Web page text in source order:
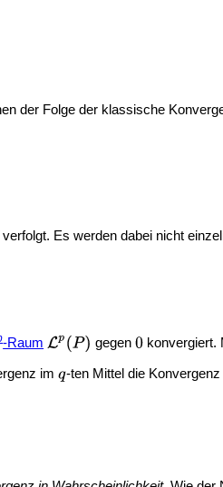
der Folge der klassische
verfolgt. Es werden dabei nicht
-Raum gegen konvergiert.
im -ten Mittel die